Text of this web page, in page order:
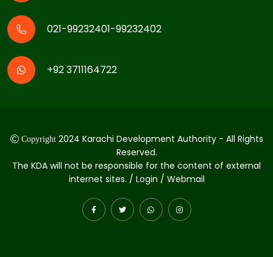
021-99232401-99232402
+92 3711164722
Copyright2024 Karachi Development Authority - All Rights
Reserved.
The KDA will not be responsible for the content of external
internet sites. / Login / Webmail